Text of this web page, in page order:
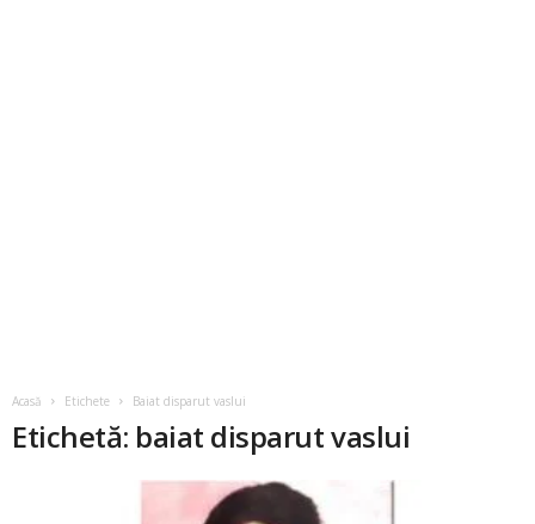
Acasă Etichete Baiat disparut vaslui
Etichetă: baiat disparut vaslui